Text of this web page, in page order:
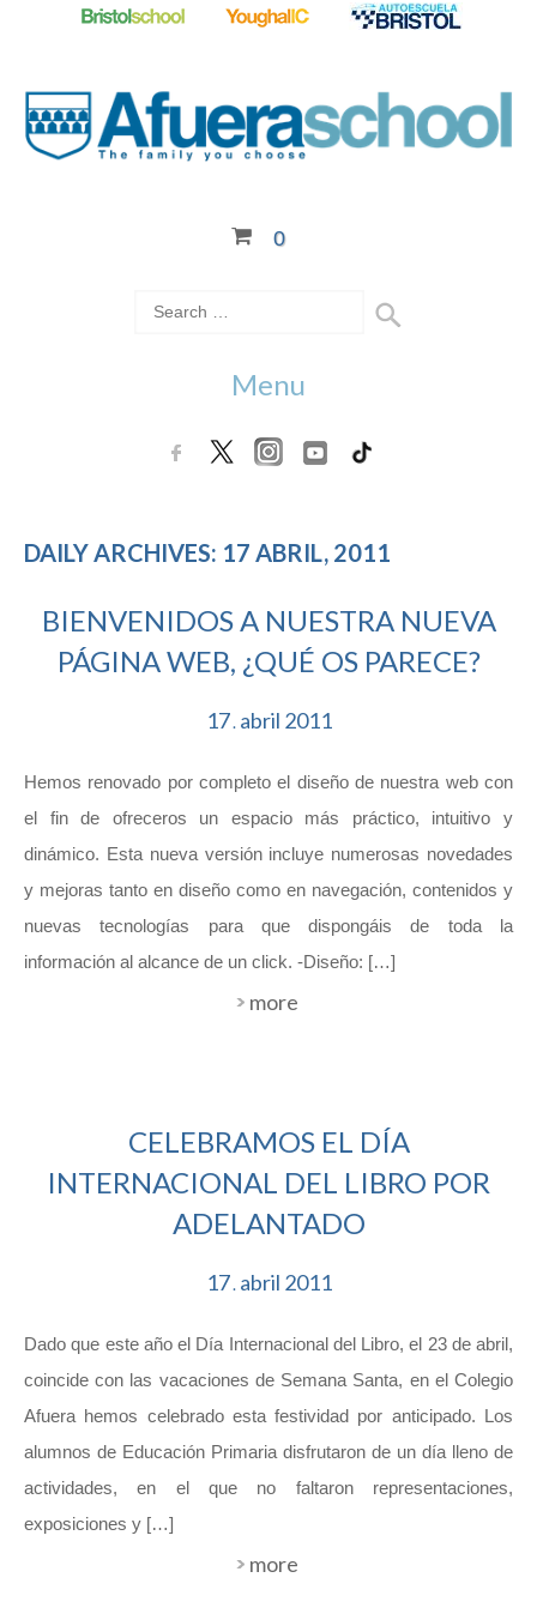
0
Menu
DAILY ARCHIVES: 17 ABRIL, 2011
BIENVENIDOS A NUESTRA NUEVA
PÁGINA WEB, ¿QUÉ OS PARECE?
17. abril 2011
Hemos renovado por completo el diseño de nuestra web con
el fin de ofreceros un espacio más práctico, intuitivo y
dinámico. Esta nueva versión incluye numerosas novedades
y mejoras tanto en diseño como en navegación, contenidos y
nuevas tecnologías para que dispongáis de toda la
información al alcance de un click. -Diseño: […]
more
CELEBRAMOS EL DÍA
INTERNACIONAL DEL LIBRO POR
ADELANTADO
17. abril 2011
Dado que este año el Día Internacional del Libro, el 23 de abril,
coincide con las vacaciones de Semana Santa, en el Colegio
Afuera hemos celebrado esta festividad por anticipado. Los
alumnos de Educación Primaria disfrutaron de un día lleno de
actividades, en el que no faltaron representaciones,
exposiciones y […]
more